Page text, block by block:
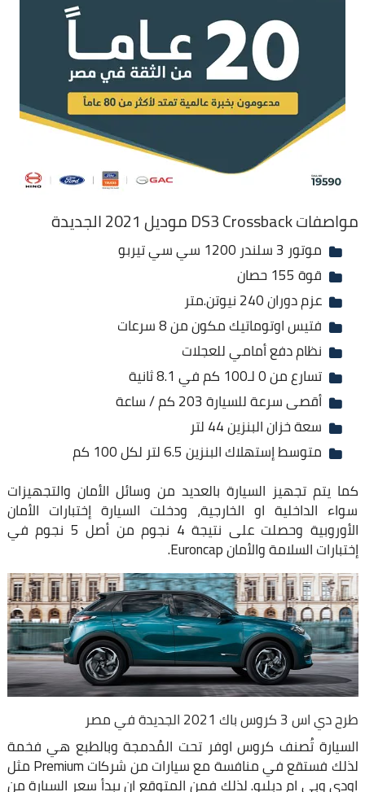
مواصفات DS3 Crossback موديل 2021 الجديدة
موتور 3 سلندر 1200 سي سي تيربو
قوة 155 حصان
عزم دوران 240 نيوتن.متر
فتيس اوتوماتيك مكون من 8 سرعات
نظام دفع أمامي للعجلات
تسارع من 0 لـ100 كم في 8.1 ثانية
أقصى سرعة للسيارة 203 كم / ساعة
سعة خزان البنزين 44 لتر
متوسط إستهلاك البنزين 6.5 لتر لكل 100 كم
كما يتم تجهيز السيارة بالعديد من وسائل الأمان والتجهيزات
سواء الداخلية او الخارجية، ودخلت السيارة إختبارات الأمان
الأوروبية وحصلت على نتيجة 4 نجوم من أصل 5 نجوم في
إختبارات السلامة والأمان Euroncap.
طرح دي اس 3 كروس باك 2021 الجديدة في مصر
السيارة تُصنف كروس اوفر تحت المُدمجة وبالطبع هي فخمة
لذلك فستقع في منافسة مع سيارات من شركات Premium مثل
اودي وبي ام دبليو. لذلك فمن المتوقع ان يبدأ سعر السيارة من